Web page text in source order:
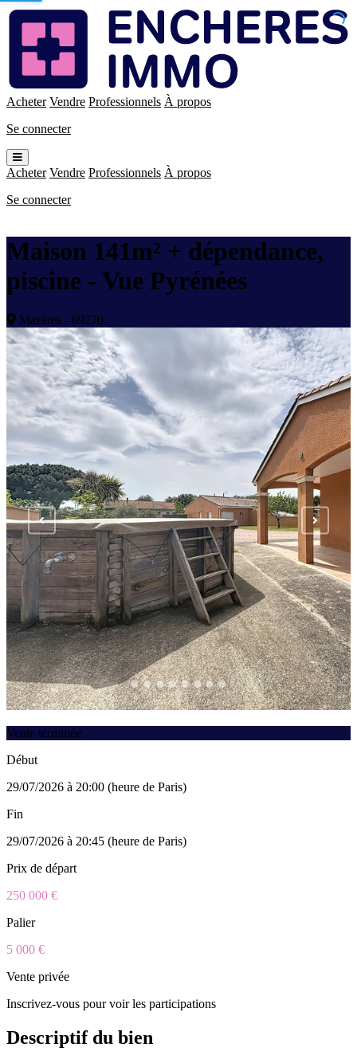
Enchères
Immo
Acheter Vendre Professionnels À propos
Se connecter
Ouvrir
le
menu
Acheter Vendre Professionnels À propos
Se connecter
Maison 141m² + dépendance,
piscine - Vue Pyrénées
Mazères - 09270
Vente terminée
Début
29/07/2026 à 20:00 (heure de Paris)
Fin
29/07/2026 à 20:45 (heure de Paris)
Prix de départ
250 000 €
Palier
5 000 €
Vente privée
Inscrivez-vous pour voir les participations
Descriptif du bien